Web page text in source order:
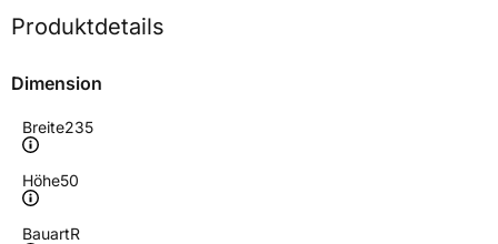
Produktdetails
Dimension
Breite235
Höhe50
BauartR